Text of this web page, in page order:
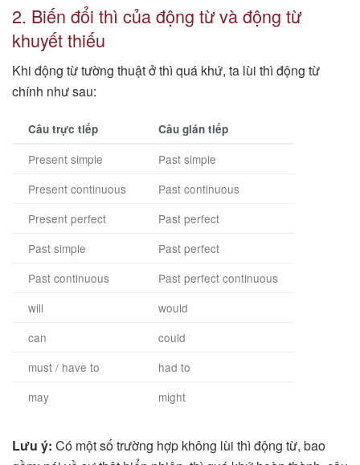
2. Biến đổi thì của động từ và động từ
khuyết thiếu
Khi động từ tường thuật ở thì quá khứ, ta lùi thì động từ
chính như sau:
Câu trực tiếp Câu gián tiếp
Present simple
Past simple
Present continuous
Past continuous
Present perfect
Past perfect
Past simple
Past perfect
Past continuous
Past perfect continuous
will
would
can
could
must / have to
had to
may
might
Lưu ý: Có một số trường hợp không lùi thì động từ, bao